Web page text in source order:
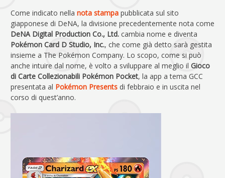
Come indicato nella nota stampa pubblicata sul sito
giapponese di DeNA, la divisione precedentemente nota come
DeNA Digital Production Co., Ltd. cambia nome e diventa
Pokémon Card D Studio, Inc., che come già detto sarà gestita
insieme a The Pokémon Company. Lo scopo, come si può
anche intuire dal nome, è volto a sviluppare al meglio il Gioco
di Carte Collezionabili Pokémon Pocket, la app a tema GCC
presentata al Pokémon Presents di febbraio e in uscita nel
corso di quest’anno.